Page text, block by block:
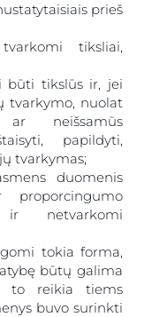
prieš
tiksliai,
būti tikslūs ir, jei
tvarkymo, nuolat
ar neišsamūs
papildyti,
tvarkymas;
duomenis
ir netvarkomi
tokia forma,
būtų galima
to reikia tiems
buvo surinkti